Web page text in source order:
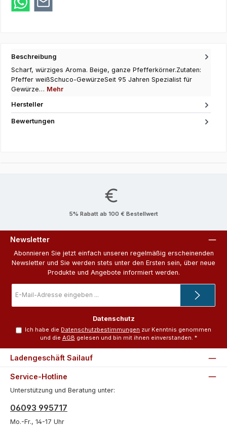
Beschreibung
Scharf, würziges Aroma. Beige, ganze Pfefferkörner.Zutaten:
Pfeffer weißSchuco-GewürzeSeit 95 Jahren Spezialist für
Gewürze… Mehr
Hersteller
Bewertungen
5% Rabatt ab 100 € Bestellwert
Newsletter
Abonnieren Sie jetzt einfach unseren regelmäßig erscheinenden
Newsletter und Sie werden stets unter den Ersten sein, über neue
Produkte und Angebote informiert werden.
Mail-
Datenschutz
Ich habe die Datenschutzbestimmungen zur Kenntnis genommen
und die AGB gelesen und bin mit ihnen einverstanden. *
Service-Hotline
Unterstützung und Beratung unter:
06093 995717
Mo.-Fr., 14-17 Uhr
Ladengeschäft Sailauf